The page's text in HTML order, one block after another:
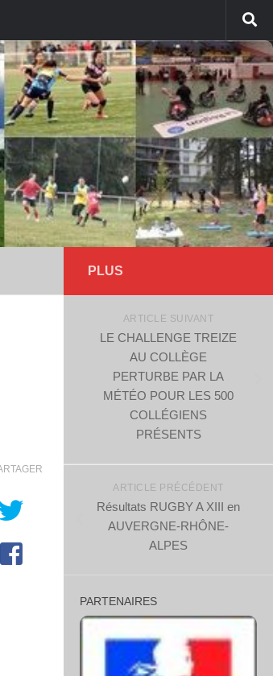
PLUS
ARTICLE SUIVANT
LE CHALLENGE TREIZE
AU COLLÈGE
PERTURBE PAR LA
MÉTÉO POUR LES 500
COLLÉGIENS
PRÉSENTS
ARTICLE PRÉCÉDENT
Résultats RUGBY A XIII en
AUVERGNE-RHÔNE-
ALPES
PARTENAIRES